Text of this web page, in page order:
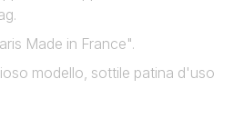
Made in France".
modello, sottile patina d'uso